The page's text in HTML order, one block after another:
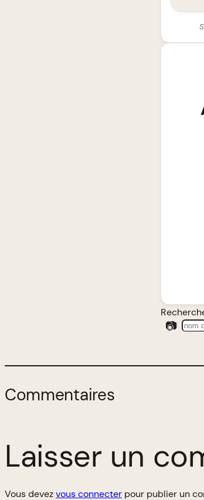
📷
Commentaires
Laisser un
Vous devezvous connecter pour publier un